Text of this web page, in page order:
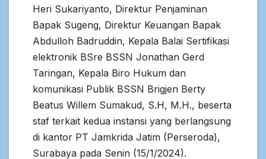
Heri Sukariyanto, Direktur Penjaminan
Bapak Sugeng, Direktur Keuangan Bapak
Abdulloh Badruddin, Kepala Balai Sertifikasi
elektronik BSre BSSN Jonathan Gerd
Taringan, Kepala Biro Hukum dan
komunikasi Publik BSSN Brigjen Berty
Beatus Willem Sumakud, S.H, M.H., beserta
staf terkait kedua instansi yang berlangsung
di kantor PT Jamkrida Jatim (Perseroda),
Surabaya pada Senin (15/1/2024).